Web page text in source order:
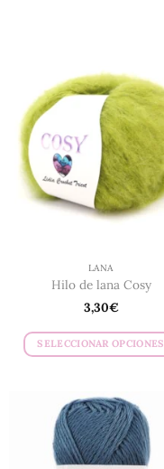
LANA
Hilo de lana Cosy
3,30€
SELECCIONAR OPCIONES
tiene
múltiples
variantes.
Las